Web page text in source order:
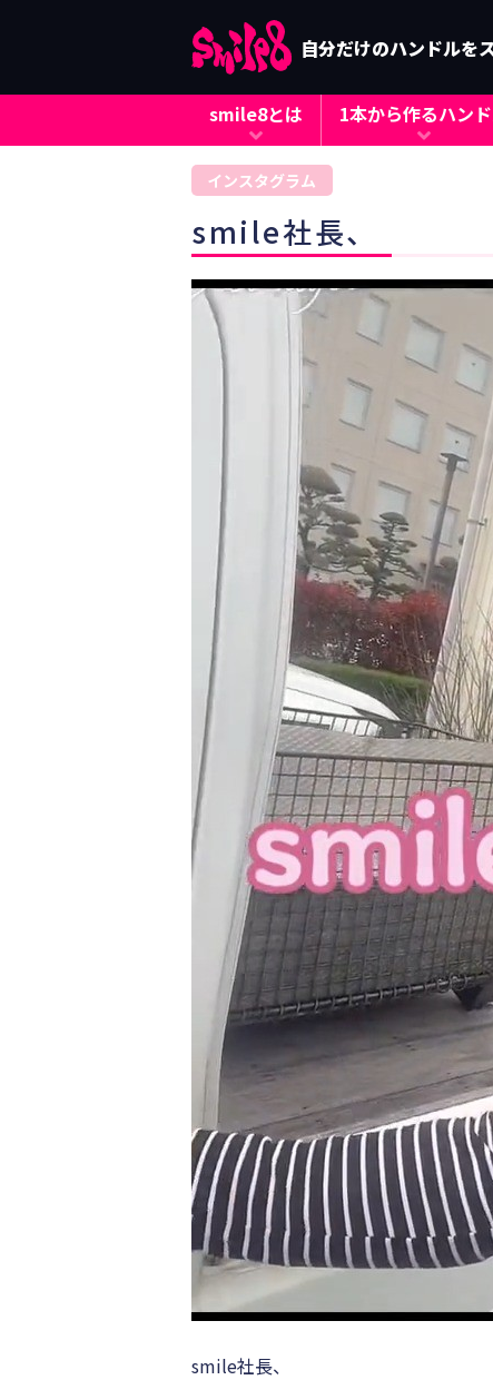
自分だけのハンドルを
smile8とは 1本から作るハン
インスタグラム
smile社長、
smile社長、